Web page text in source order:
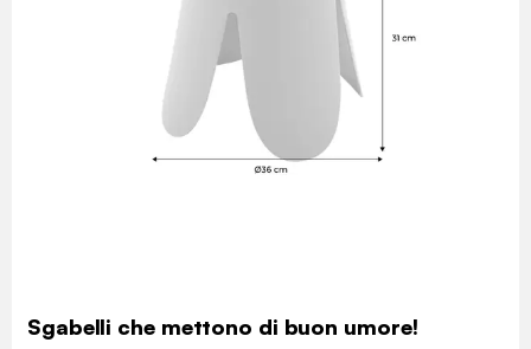
Sgabelli che mettono di buon umore!